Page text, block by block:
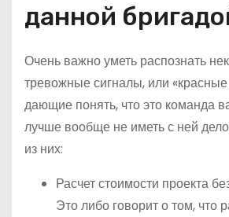
данной
Очень важно уметь распознать
тревожные сигналы, или
дающие понять, что это команда
лучше вообще не иметь с ней
из них:
Расчет стоимости проекта
Это либо говорит о том, что